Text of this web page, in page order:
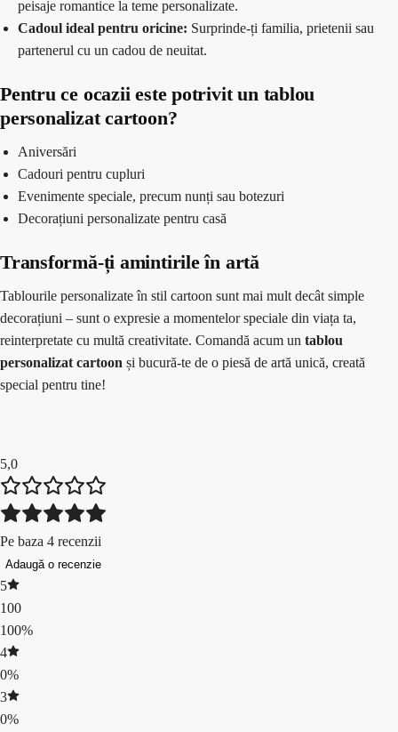
peisaje romantice la teme personalizate.
Cadoul ideal pentru oricine: Surprinde-ți familia, prietenii sau
partenerul cu un cadou de neuitat.
Pentru ce ocazii este potrivit un tablou
personalizat cartoon?
Aniversări
Cadouri pentru cupluri
Evenimente speciale, precum nunți sau botezuri
Decorațiuni personalizate pentru casă
Transformă-ți amintirile în artă
Tablourile personalizate în stil cartoon sunt mai mult decât simple
decorațiuni – sunt o expresie a momentelor speciale din viața ta,
reinterpretate cu multă creativitate. Comandă acum un tablou
personalizat cartoon și bucură-te de o piesă de artă unică, creată
special pentru tine!
5,0
Pe baza 4 recenzii
Adaugă o recenzie
5
100
100%
4
0%
3
0%